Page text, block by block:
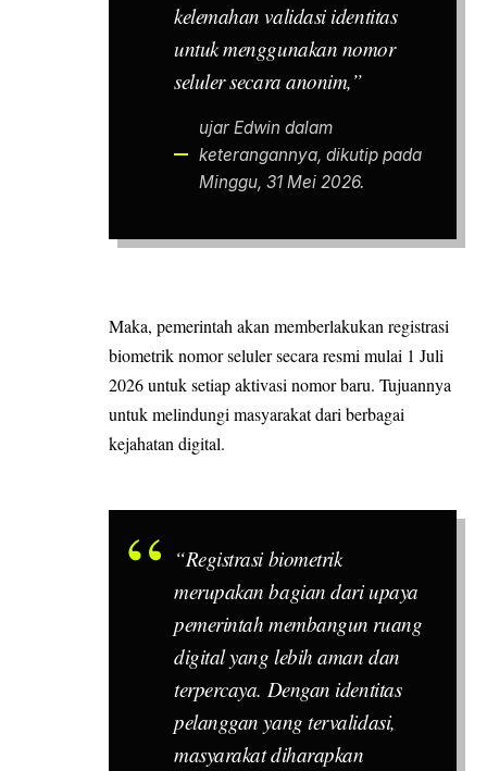
kelemahan validasi identitas
untuk menggunakan nomor
seluler secara anonim,”
ujar Edwin dalam
keterangannya, dikutip pada
Minggu, 31 Mei 2026.
Maka, pemerintah akan memberlakukan registrasi
biometrik nomor seluler secara resmi mulai 1 Juli
2026 untuk setiap aktivasi nomor baru. Tujuannya
untuk melindungi masyarakat dari berbagai
kejahatan digital.
“Registrasi biometrik
merupakan bagian dari upaya
pemerintah membangun ruang
digital yang lebih aman dan
terpercaya. Dengan identitas
pelanggan yang tervalidasi,
masyarakat diharapkan